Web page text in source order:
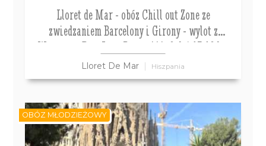
Lloret de Mar - obóz Chill out Zone ze
zwiedzaniem Barcelony i Girony - wylot z
Warszawy Don Juan Resort***, 8 dni 13-18 lat
Lloret De Mar Hiszpania
OBÓZ MŁODZIEŻOWY